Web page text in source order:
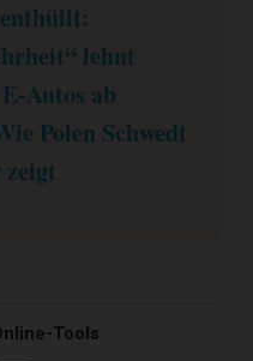
lehnt
Autos ab
Polen Schwedt
Tools